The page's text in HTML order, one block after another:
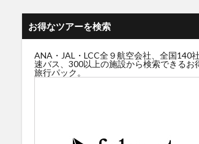
お得なツアーを検索
ANA・JAL・LCC全９航空会社、全国140
速バス、300以上の施設から検索できるお
旅行パック。